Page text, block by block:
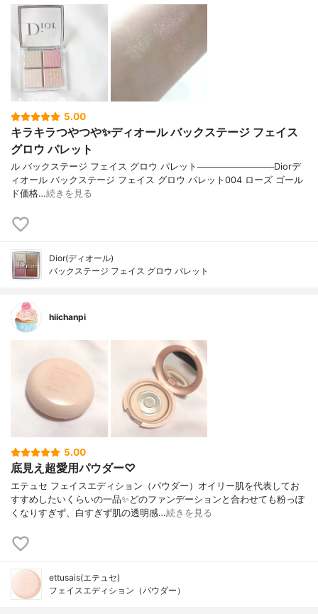
5.00
キラキラつやつや✨ディオール バックステージ フェイス
グロウ パレット
ル バックステージ フェイス グロウ パレット────────────Diorデ
ィオール バックステージ フェイス グロウ パレット004 ローズ ゴール
ド価格…続きを見る
Dior(ディオール)
バックステージ フェイス グロウ パレット
hiichanpi
5.00
底見え超愛用パウダー♡
エテュセ フェイスエディション（パウダー）オイリー肌を代表してお
すすめしたいくらいの一品✨どのファンデーションと合わせても粉っぽ
くなりすぎず、白すぎず肌の透明感…続きを見る
ettusais(エテュセ)
フェイスエディション（パウダー）